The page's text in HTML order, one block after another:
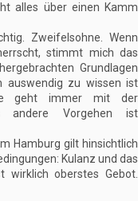
alles über einen Kamm
Zweifelsohne. Wenn
stimmt mich das
Grundlagen
auswendig zu wissen ist
geht immer mit der
andere Vorgehen ist
Hamburg gilt hinsichtlich
Kulanz und das
wirklich oberstes Gebot.